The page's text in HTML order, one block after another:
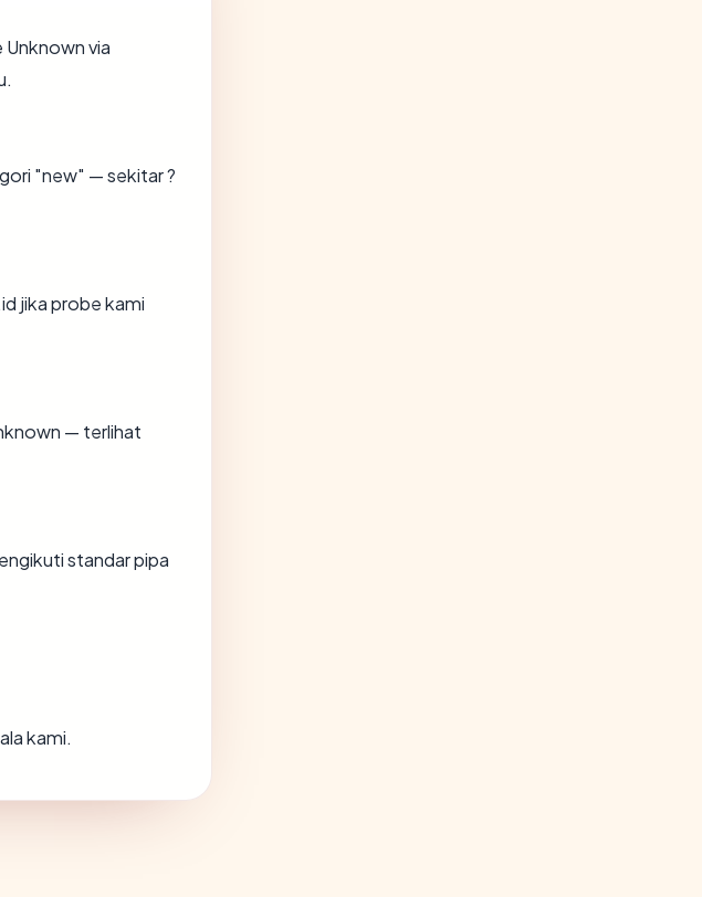
via
"new" — sekitar ?
jika probe kami
— terlihat
standar pipa
kami.